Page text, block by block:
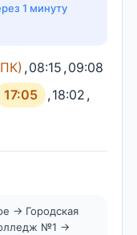
1 минуту
,08:15 ,09:08
17:05 ,18:02 ,
→ Городская
№1 →